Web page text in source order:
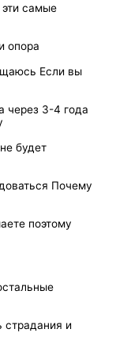
самые
опора
Если вы
через 3-4 года
будет
Почему
поэтому
страдания и